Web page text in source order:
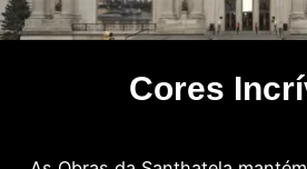
Cores